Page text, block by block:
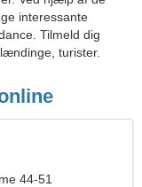
interessante
Tilmeld dig
turister.
44-51